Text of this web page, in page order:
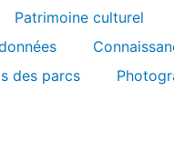
Patrimoine culturel
des parcs